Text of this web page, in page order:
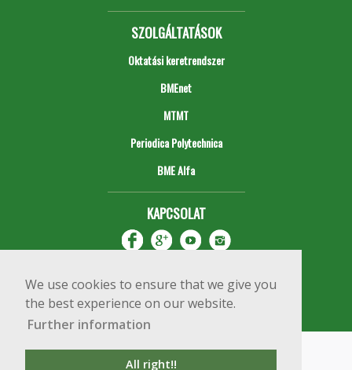
We use cookies to ensure that we give you
the best experience on our website.
Further information
All right!!
SZOLGÁLTATÁSOK
Oktatási keretrendszer
BMEnet
MTMT
Periodica Polytechnica
BME Alfa
KAPCSOLAT
Copyright © 2020 BME Építőmérnöki Kar